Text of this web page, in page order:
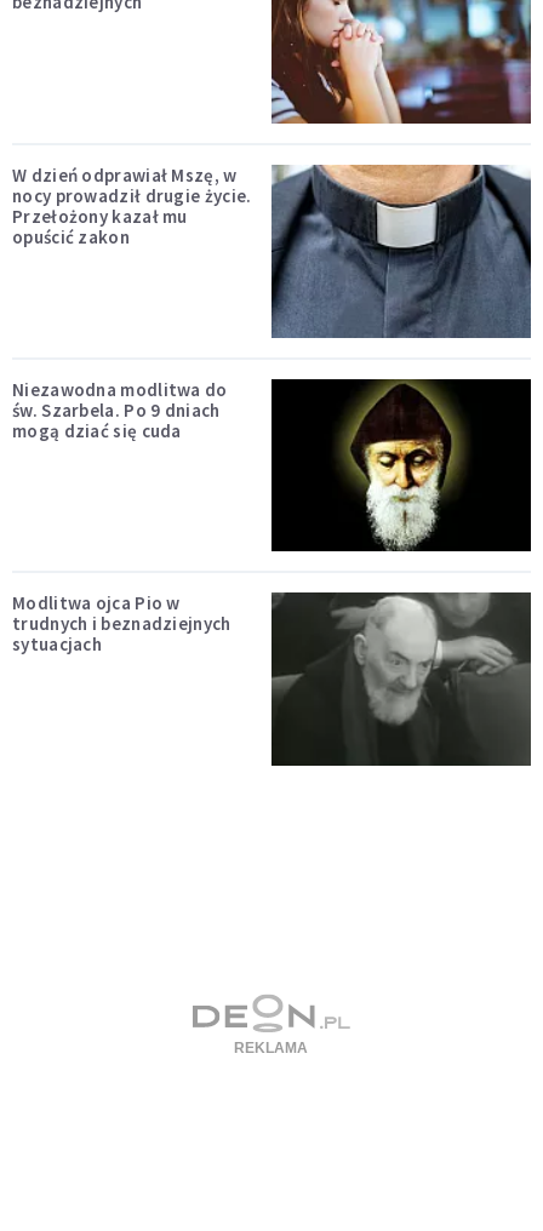
W dzień odprawiał Mszę, w
nocy prowadził drugie życie.
Przełożony kazał mu
opuścić zakon
Niezawodna modlitwa do
św. Szarbela. Po 9 dniach
mogą dziać się cuda
Modlitwa ojca Pio w
trudnych i beznadziejnych
sytuacjach